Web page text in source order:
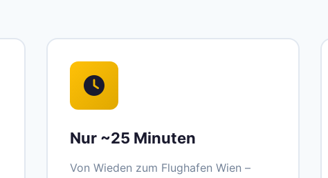
Nur ~25 Minuten
Von Wieden zum Flughafen Wien –